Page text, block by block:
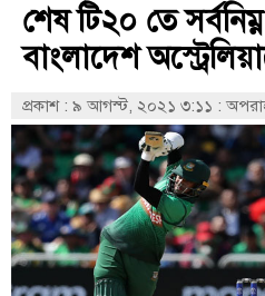
শেষ টি২০ তে
বাংলাদেশ
প্রকাশ : ৯ আগস্ট, ২০২১ ৩:১১ :